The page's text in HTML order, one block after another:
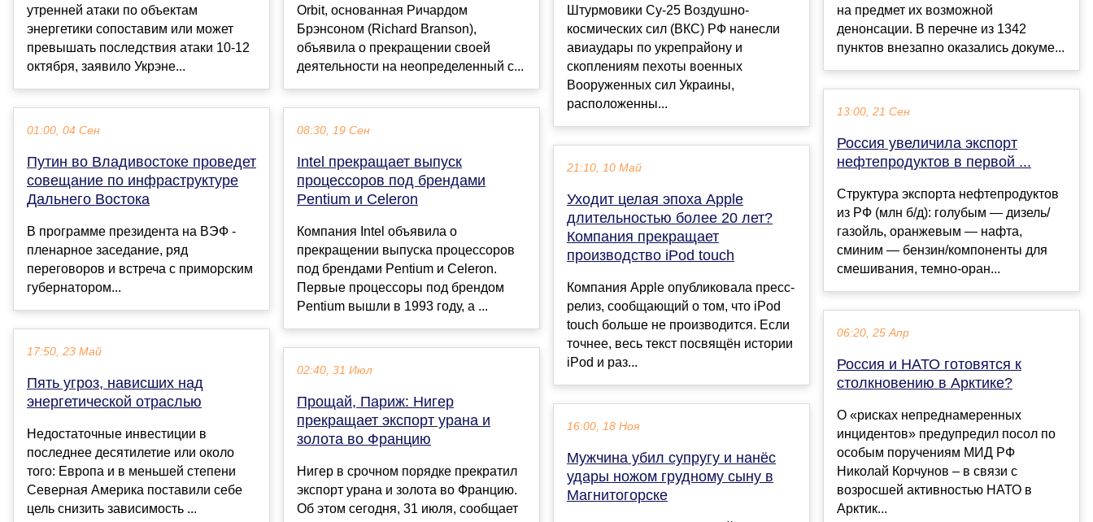
утренней атаки по объектам
энергетики сопоставим или может
превышать последствия атаки 10-12
октября, заявило Укрэне...
01:00, 04 Сен
Путин во Владивостоке проведет
совещание по инфраструктуре
Дальнего Востока
В программе президента на ВЭФ -
пленарное заседание, ряд
переговоров и встреча с приморским
губернатором...
17:50, 23 Май
Пять угроз, нависших над
энергетической отраслью
Недостаточные инвестиции в
последнее десятилетие или около
того: Европа и в меньшей степени
Северная Америка поставили себе
цель снизить зависимость ...
Orbit, основанная Ричардом
Брэнсоном (Richard Branson),
объявила о прекращении своей
деятельности на неопределенный с...
08:30, 19 Сен
Intel прекращает выпуск
процессоров под брендами
Pentium и Celeron
Компания Intel объявила о
прекращении выпуска процессоров
под брендами Pentium и Celeron.
Первые процессоры под брендом
Pentium вышли в 1993 году, а ...
02:40, 31 Июл
Прощай, Париж: Нигер
прекращает экспорт урана и
золота во Францию
Нигер в срочном порядке прекратил
экспорт урана и золота во Францию.
Об этом сегодня, 31 июля, сообщает
Штурмовики Су-25 Воздушно-
космических сил (ВКС) РФ нанесли
авиаудары по укрепрайону и
скоплениям пехоты военных
Вооруженных сил Украины,
расположенны...
21:10, 10 Май
Уходит целая эпоха Apple
длительностью более 20 лет?
Компания прекращает
производство iPod touch
Компания Apple опубликовала пресс-
релиз, сообщающий о том, что iPod
touch больше не производится. Если
точнее, весь текст посвящён истории
iPod и раз...
16:00, 18 Ноя
Мужчина убил супругу и нанёс
удары ножом грудному сыну в
Магнитогорске
на предмет их возможной
денонсации. В перечне из 1342
пунктов внезапно оказались докуме...
13:00, 21 Сен
Россия увеличила экспорт
нефтепродуктов в первой ...
Структура экспорта нефтепродуктов
из РФ (млн б/д): голубым — дизель/
газойль, оранжевым — нафта,
сминим — бензин/компоненты для
смешивания, темно-оран...
06:20, 25 Апр
Россия и НАТО готовятся к
столкновению в Арктике?
О «рисках непреднамеренных
инцидентов» предупредил посол по
особым поручениям МИД РФ
Николай Корчунов – в связи с
возросшей активностью НАТО в
Арктик...